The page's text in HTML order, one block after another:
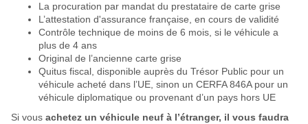
La procuration par mandat du prestataire de carte grise
L’attestation d'assurance française, en cours de validité
Contrôle technique de moins de 6 mois, si le véhicule a
plus de 4 ans
Original de l’ancienne carte grise
Quitus fiscal, disponible auprès du Trésor Public pour un
véhicule acheté dans l’UE, sinon un CERFA 846A pour un
véhicule diplomatique ou provenant d’un pays hors UE
Si vous achetez un véhicule neuf à l’étranger, il vous faudra